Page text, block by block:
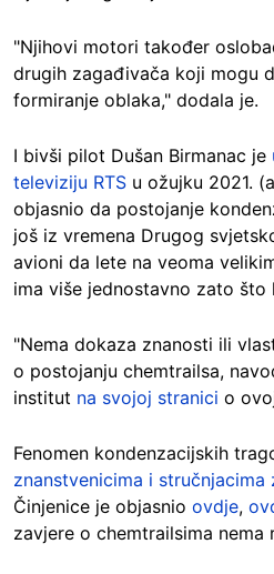
"Njihovi motori također
drugih zagađivača koji mogu
formiranje oblaka," dodala je.
I bivši pilot Dušan Birmanac je
televiziju RTS u ožujku 2021.
objasnio da postojanje
još iz vremena Drugog
avioni da lete na veoma
ima više jednostavno zato
"Nema dokaza znanosti ili
o postojanju chemtrailsa,
institut na svojoj stranici o
Fenomen kondenzacijskih
znanstvenicima i stručnjacima
Činjenice je objasnio ovdje,
zavjere o chemtrailsima nema